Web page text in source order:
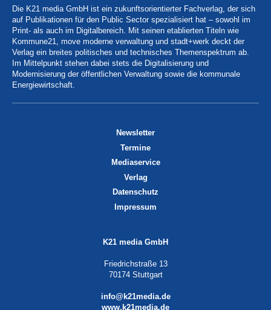
Die K21 media GmbH ist ein zukunftsorientierter Fachverlag, der sich
auf Publikationen für den Public Sector spezialisiert hat – sowohl im
Print- als auch im Digitalbereich. Mit seinen etablierten Titeln wie
Kommune21, move moderne verwaltung und stadt+werk deckt der
Verlag ein breites politisches und technisches Themenspektrum ab.
Im Mittelpunkt stehen dabei stets die Digitalisierung und
Modernisierung der öffentlichen Verwaltung sowie die kommunale
Energiewirtschaft.
Newsletter
Termine
Mediaservice
Verlag
Datenschutz
Impressum
K21 media GmbH
Friedrichstraße 13
70174 Stuttgart
info@k21media.de
www.k21media.de